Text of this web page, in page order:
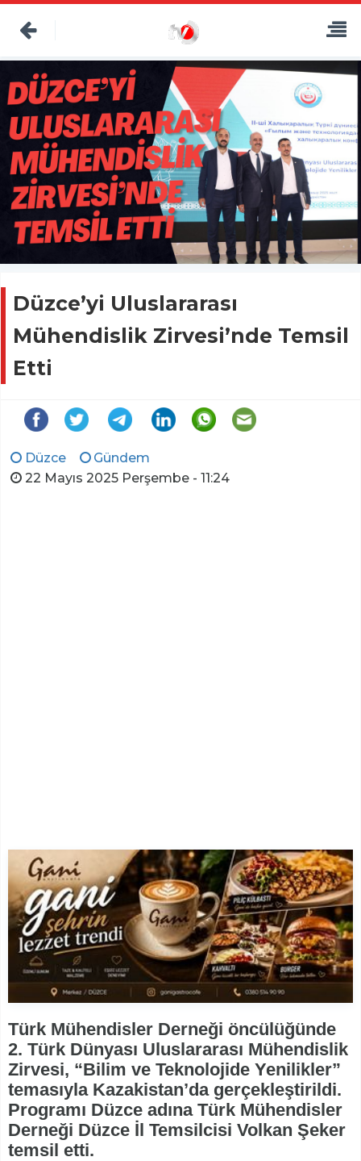
Düzce’yi Uluslararası
Mühendislik Zirvesi’nde Temsil
Etti
Düzce
Gündem
22 Mayıs 2025 Perşembe - 11:24
Türk Mühendisler Derneği öncülüğünde
2. Türk Dünyası Uluslararası Mühendislik
Zirvesi, “Bilim ve Teknolojide Yenilikler”
temasıyla Kazakistan’da gerçekleştirildi.
Programı Düzce adına Türk Mühendisler
Derneği Düzce İl Temsilcisi Volkan Şeker
temsil etti.